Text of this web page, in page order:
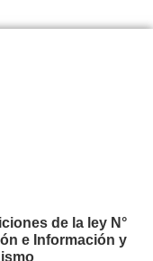
de la ley N°
e Información y